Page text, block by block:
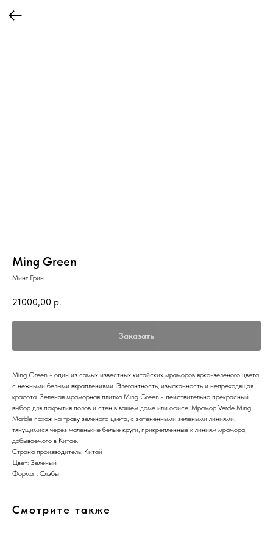
Ming Green
Минг Грин
21000,00 р.
Заказать
Ming Green - один из самых известных китайских мраморов ярко-зеленого цвета
с нежными белыми вкраплениями. Элегантность, изысканность и непреходящая
красота. Зеленая мраморная плитка Ming Green - действительно прекрасный
выбор для покрытия полов и стен в вашем доме или офисе. Мрамор Verde Ming
Marble похож на траву зеленого цвета, с затененными зелеными линиями,
тянущимися через маленькие белые круги, прикрепленные к линиям мрамора,
добываемого в Китае.
Страна производитель: Китай
Цвет: Зеленый
Формат: Слэбы
Смотрите также